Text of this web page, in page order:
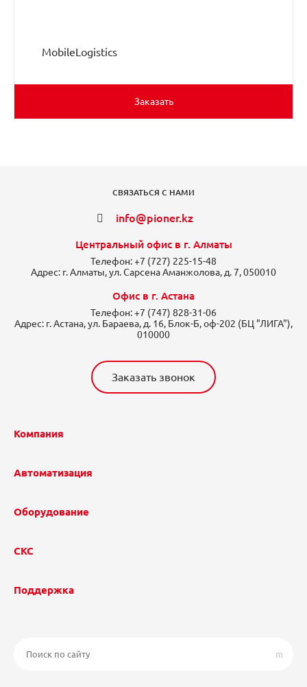
MobileLogistics
Заказать
СВЯЗАТЬСЯ С НАМИ
info@pioner.kz
Центральный офис в г. Алматы
Телефон:+7 (727) 225-15-48
Адрес: г. Алматы, ул. Сарсена Аманжолова, д. 7, 050010
Офис в г. Астана
Телефон:+7 (747) 828-31-06
Адрес: г. Астана, ул. Бараева, д. 16, Блок-Б, оф-202 (БЦ "ЛИГА"),
010000
Заказать звонок
Компания
Автоматизация
Оборудование
СКС
Поддержка